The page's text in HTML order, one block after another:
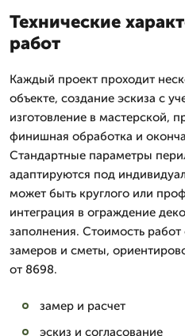
Технические
работ
Каждый проект проходит
объекте, создание эскиза с
изготовление в мастерской,
финишная обработка и
Стандартные параметры
адаптируются под
может быть круглого или
интеграция в ограждение
заполнения. Стоимость
замеров и сметы,
от 8698.
замер и расчет
эскиз и согласование